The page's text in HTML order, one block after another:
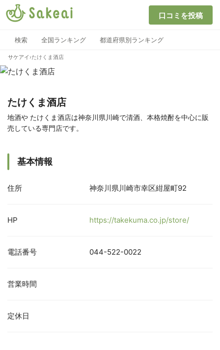
口コミを投稿
検索 全国ランキング 都道府県別ランキング
サケアイ ›たけくま酒店
たけくま酒店
地酒や たけくま酒店は神奈川県川崎で清酒、本格焼酎を中心に販
売している専門店です。
基本情報
住所 神奈川県川崎市幸区紺屋町92
HP https://takekuma.co.jp/store/
電話番号 044-522-0022
営業時間
定休日